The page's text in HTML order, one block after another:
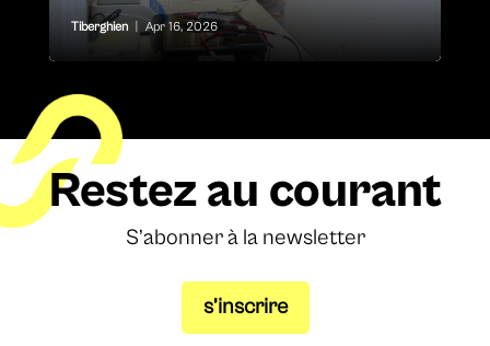
Tiberghien Apr 16, 2026
Restez au courant
S’abonner à la newsletter
s’inscrire